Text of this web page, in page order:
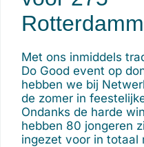
Met ons inmiddels
Do Good event op
hebben we bij
de zomer in
Ondanks de harde
hebben 80 jongeren
ingezet voor in totaal